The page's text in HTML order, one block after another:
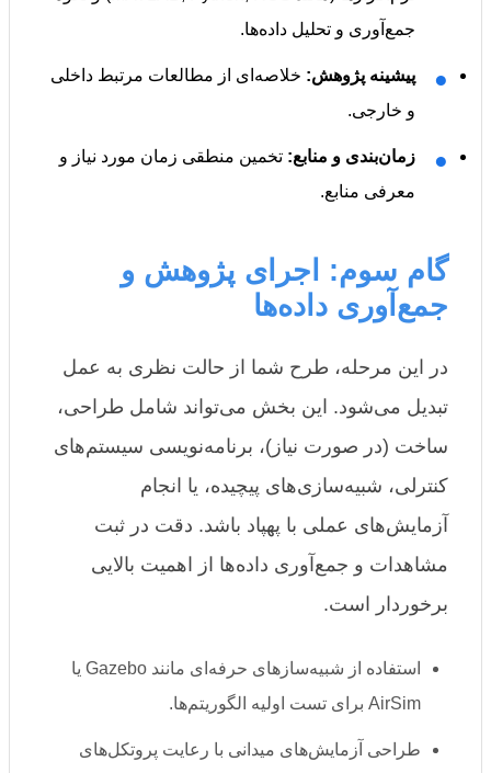
جمع‌آوری و تحلیل داده‌ها.
● پیشینه پژوهش: خلاصه‌ای از مطالعات مرتبط داخلی
و خارجی.
● زمان‌بندی و منابع: تخمین منطقی زمان مورد نیاز و
معرفی منابع.
گام سوم: اجرای پژوهش و
جمع‌آوری داده‌ها
در این مرحله، طرح شما از حالت نظری به عمل
تبدیل می‌شود. این بخش می‌تواند شامل طراحی،
ساخت (در صورت نیاز)، برنامه‌نویسی سیستم‌های
کنترلی، شبیه‌سازی‌های پیچیده، یا انجام
آزمایش‌های عملی با پهپاد باشد. دقت در ثبت
مشاهدات و جمع‌آوری داده‌ها از اهمیت بالایی
برخوردار است.
استفاده از شبیه‌سازهای حرفه‌ای مانند Gazebo یا
AirSim برای تست اولیه الگوریتم‌ها.
طراحی آزمایش‌های میدانی با رعایت پروتکل‌های